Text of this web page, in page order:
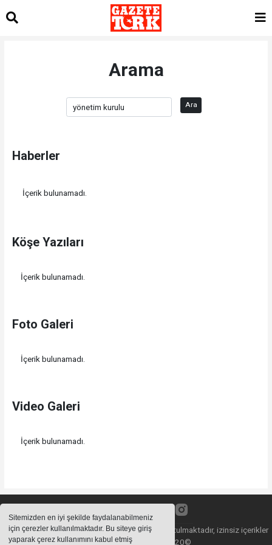
Sitemizden en iyi şekilde faydalanabilmeniz
için çerezler kullanılmaktadır. Bu siteye giriş
yaparak çerez kullanımını kabul etmiş
Arama
Ara
Haberler
İçerik bulunamadı.
Köşe Yazıları
İçerik bulunamadı.
Foto Galeri
İçerik bulunamadı.
Video Galeri
İçerik bulunamadı.
Sitemizde bulunan içeriklerin tüm hakları saklı tutulmaktadır, izinsiz içerikler
kullanılamaz. Copyright 2020©